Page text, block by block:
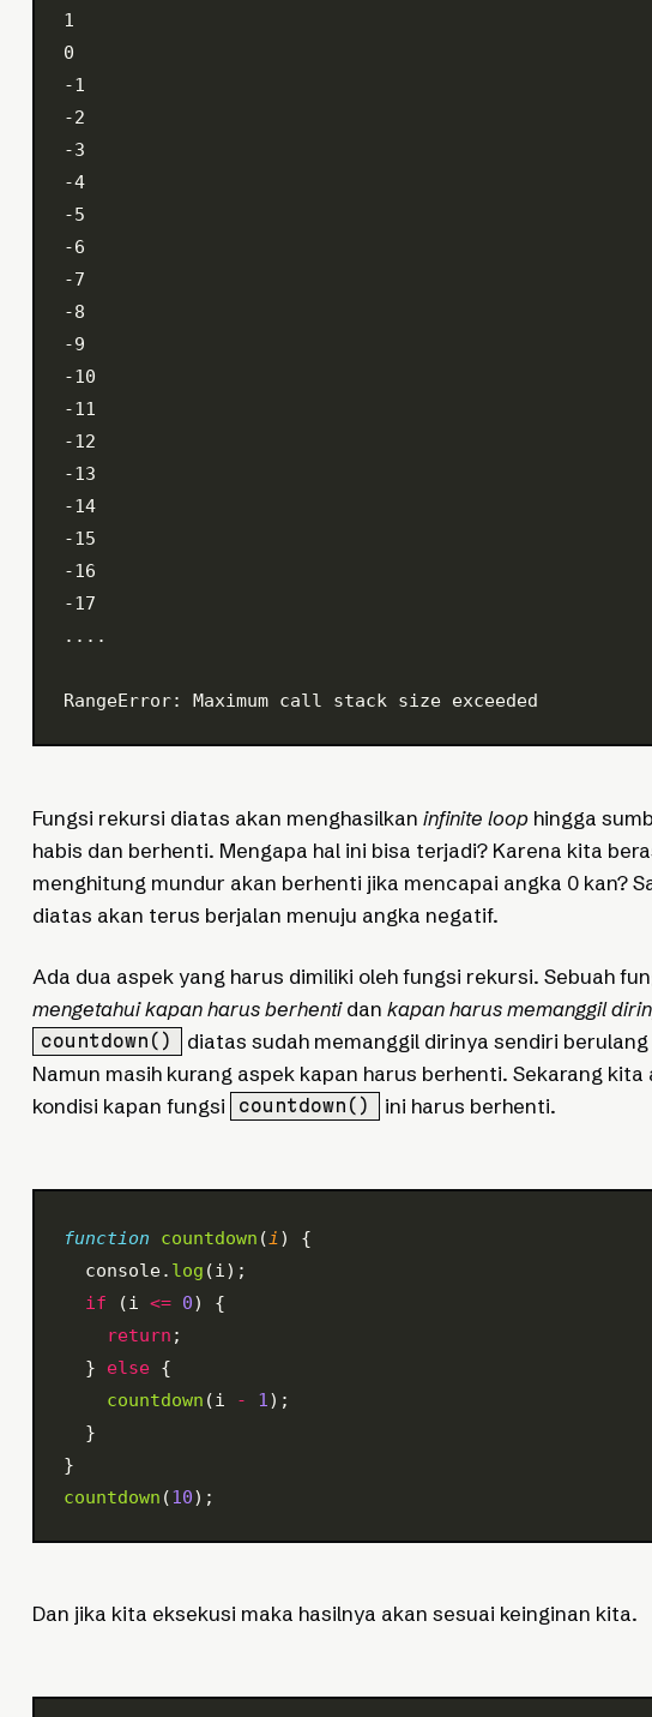
1
0
-1
-2
-3
-4
-5
-6
-7
-8
-9
-10
-11
-12
-13
-14
-15
-16
-17
....
RangeError: Maximum call stack size exceeded
Fungsi rekursi diatas akan menghasilkan infinite loop hingga
habis dan berhenti. Mengapa hal ini bisa terjadi? Karena kita
menghitung mundur akan berhenti jika mencapai angka 0 kan?
diatas akan terus berjalan menuju angka negatif.
Ada dua aspek yang harus dimiliki oleh fungsi rekursi. Sebuah
mengetahui kapan harus berhentidan kapan harus memanggil
countdown()
diatas sudah memanggil dirinya sendiri
Namun masih kurang aspek kapan harus berhenti. Sekarang kita
kondisi kapan fungsi
countdown() ini harus berhenti.
function countdown (i) {
  console.
log (i);
  if
(i <= 0) {
    return
;
  }
else {
    countdown
(i - 1);
  }
}
countdown (10);
Dan jika kita eksekusi maka hasilnya akan sesuai keinginan kita.